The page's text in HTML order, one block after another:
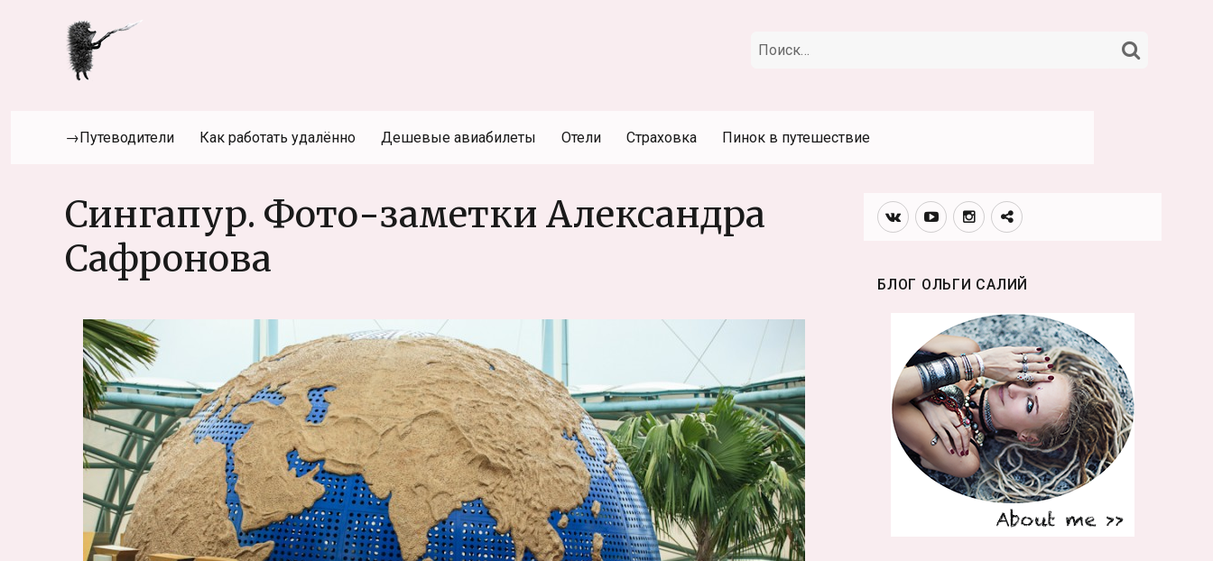
Искать:
→Путеводители Как работать удалённо Дешевые авиабилеты Отели Страховка Пинок в путешествие
Сингапур. Фото-заметки Александра
Сафронова
Вконтакте
YoutubeИнстаграмм
Телеграм
БЛОГ ОЛЬГИ САЛИЙ